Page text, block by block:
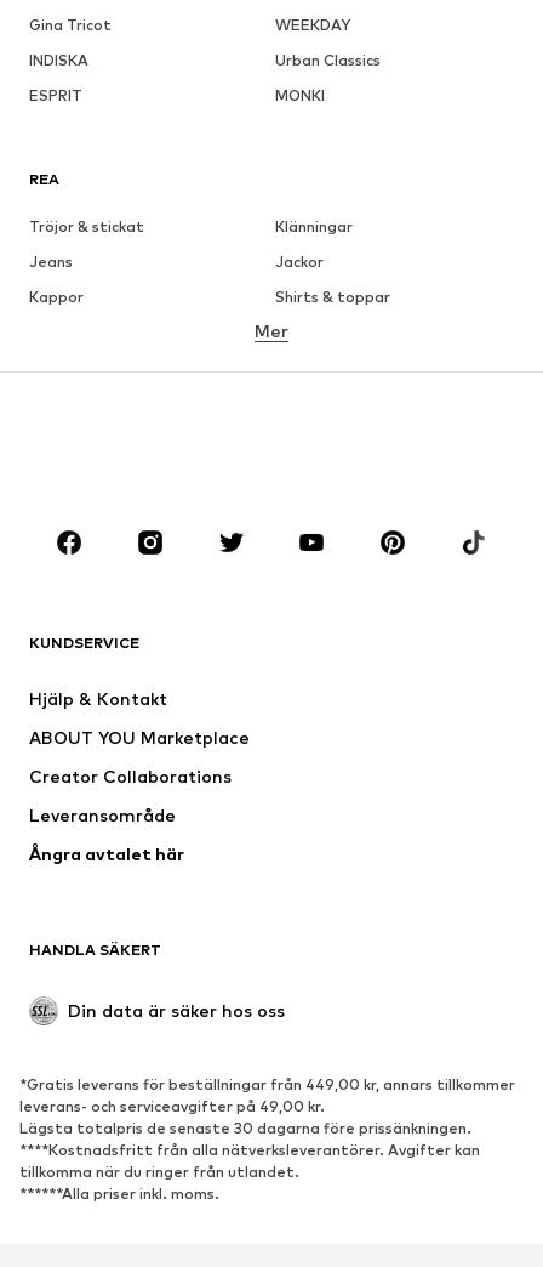
Gina Tricot
WEEKDAY
INDISKA
Urban Classics
ESPRIT
MONKI
REA
Tröjor & stickat
Klänningar
Jeans
Jackor
Kappor
Shirts & toppar
Underkläder
Premium
Nytt
Underkläder
Kappor
Badkläder
Upcycling
Populärt
Sneakers
Stövletter
Pumps & högklackade skor
Stövlar
Sandaler
Mer
KUNDSERVICE
Hjälp & Kontakt
ABOUT YOU Marketplace
Creator Collaborations
Leveransområde
Ångra avtalet här
HANDLA SÄKERT
Din data är säker hos oss
*Gratis leverans för beställningar från 449,00 kr, annars tillkommer
leverans- och serviceavgifter på 49,00 kr.
Lägsta totalpris de senaste 30 dagarna före prissänkningen.
****Kostnadsfritt från alla nätverksleverantörer. Avgifter kan
tillkomma när du ringer från utlandet.
******Alla priser inkl. moms.